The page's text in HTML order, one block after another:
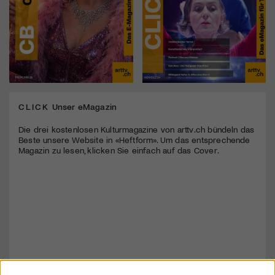
CLICK Unser eMagazin
Die drei kostenlosen Kulturmagazine von arttv.ch bündeln das
Beste unsere Website in «Heftform». Um das entsprechende
Magazin zu lesen, klicken Sie einfach auf das Cover.